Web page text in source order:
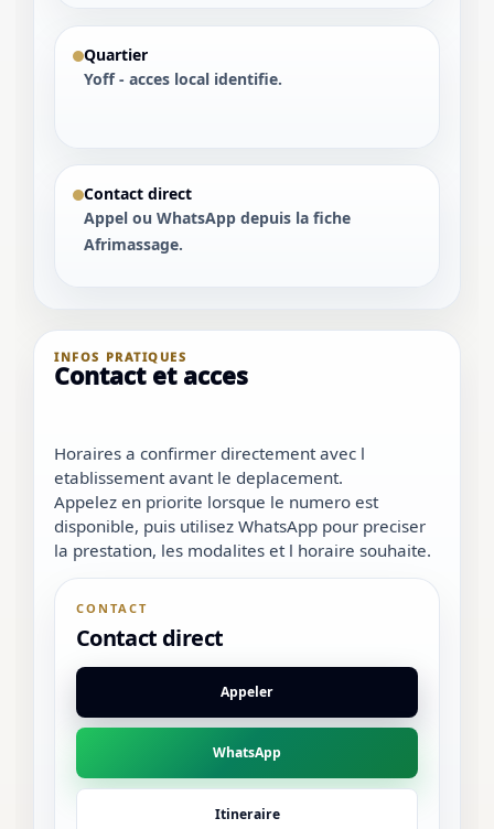
Quartier
Yoff - acces local identifie.
Contact direct
Appel ou WhatsApp depuis la fiche
Afrimassage.
INFOS PRATIQUES
Contact et acces
Horaires a confirmer directement avec l
etablissement avant le deplacement.
Appelez en priorite lorsque le numero est
disponible, puis utilisez WhatsApp pour preciser
la prestation, les modalites et l horaire souhaite.
CONTACT
Contact direct
Appeler
WhatsApp
Itineraire